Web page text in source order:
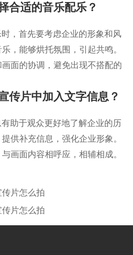
合适的音乐配乐？
，首先要考虑企业的形象和风
，能够烘托氛围，引起共鸣。
面的协调，避免出现不搭配的
传片中加入文字信息？
助于观众更好地了解企业的历
供补充信息，强化企业形象。
画面内容相呼应，相辅相成。
片怎么拍
片怎么拍